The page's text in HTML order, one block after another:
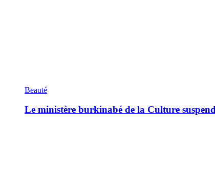
Beauté
Le ministère burkinabé de la Culture